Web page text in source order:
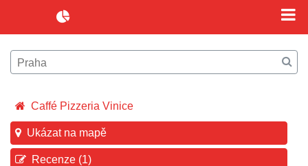
Caffé Pizzeria Vinice
Ukázat na mapě
Recenze (1)